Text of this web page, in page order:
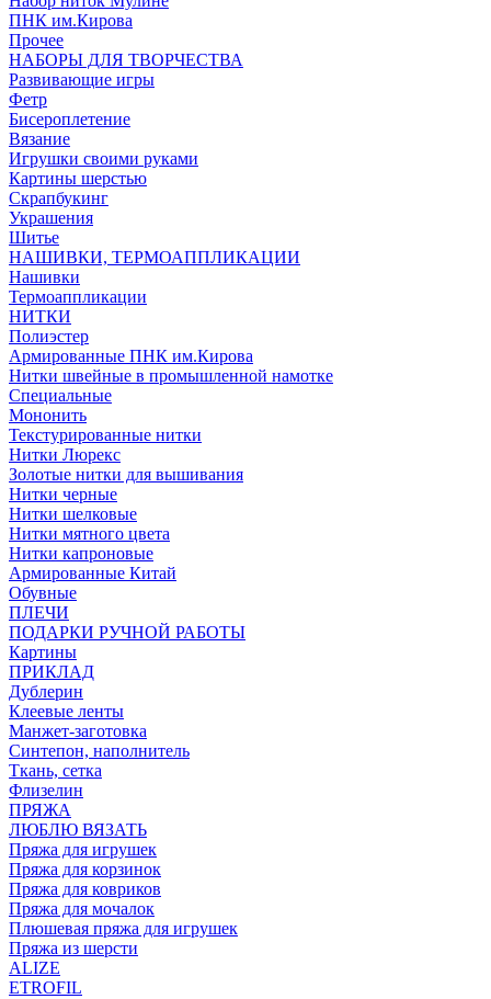
ПНК им.Кирова
Прочее
НАБОРЫ ДЛЯ ТВОРЧЕСТВА
Развивающие игры
Фетр
Бисероплетение
Вязание
Игрушки своими руками
Картины шерстью
Скрапбукинг
Украшения
Шитье
НАШИВКИ, ТЕРМОАППЛИКАЦИИ
Нашивки
Термоаппликации
НИТКИ
Полиэстер
Армированные ПНК им.Кирова
Нитки швейные в промышленной намотке
Специальные
Мононить
Текстурированные нитки
Нитки Люрекс
Золотые нитки для вышивания
Нитки черные
Нитки шелковые
Нитки мятного цвета
Нитки капроновые
Армированные Китай
Обувные
ПЛЕЧИ
ПОДАРКИ РУЧНОЙ РАБОТЫ
Картины
ПРИКЛАД
Дублерин
Клеевые ленты
Манжет-заготовка
Синтепон, наполнитель
Ткань, сетка
Флизелин
ПРЯЖА
ЛЮБЛЮ ВЯЗАТЬ
Пряжа для игрушек
Пряжа для корзинок
Пряжа для ковриков
Пряжа для мочалок
Плюшевая пряжа для игрушек
Пряжа из шерсти
ALIZE
ETROFIL